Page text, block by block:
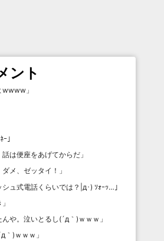
ント
wwww 」
ｰ 」
話は便座をあげてからだ 」
メ、ゼッタイ！ 」
シュ式電話くらいでは？|д･) ｿｫｰｯ… 」
」
や。泣いとるし(´д｀)ｗｗｗ 」
｀)ｗｗｗ 」